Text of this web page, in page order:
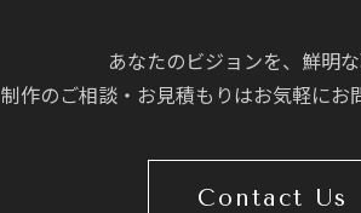
あなたのビジョンを、鮮明な
制作のご相談・お見積もりはお気軽にお
Contact Us